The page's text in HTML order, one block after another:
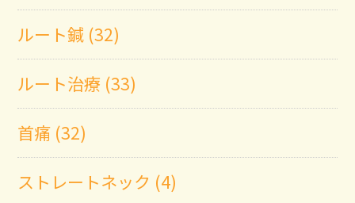
ルート鍼 (32)
ルート治療 (33)
首痛 (32)
ストレートネック (4)